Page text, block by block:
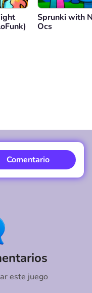
Sprunki with
Ocs
este juego
Comentario